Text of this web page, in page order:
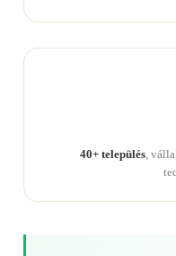
40+ település,